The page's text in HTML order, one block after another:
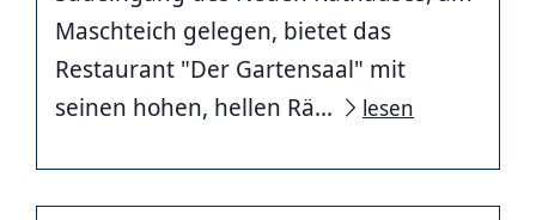
Maschteich gelegen, bietet das
Restaurant "Der Gartensaal" mit
seinen hohen, hellen Rä...
lesen